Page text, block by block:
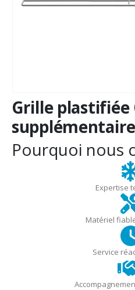
Grille plastifiée
supplémentaire
Pourquoi nous
Expertise
Matériel
Service